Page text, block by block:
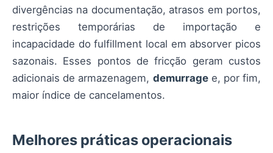
divergências na documentação, atrasos em portos,
restrições temporárias de importação e
incapacidade do fulfillment local em absorver picos
sazonais. Esses pontos de fricção geram custos
adicionais de armazenagem, demurragee, por fim,
maior índice de cancelamentos.
Melhores práticas operacionais